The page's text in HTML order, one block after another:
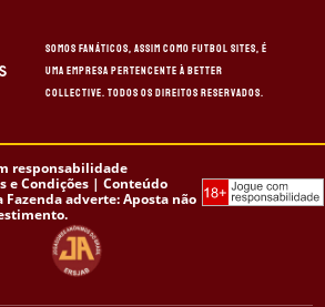
Somos Fanáticos, assim como Futbol Sites, é
uma empresa pertencente à Better
Collective. Todos os direitos reservados.
responsabilidade
e Condições | Conteúdo
adverte: Aposta não